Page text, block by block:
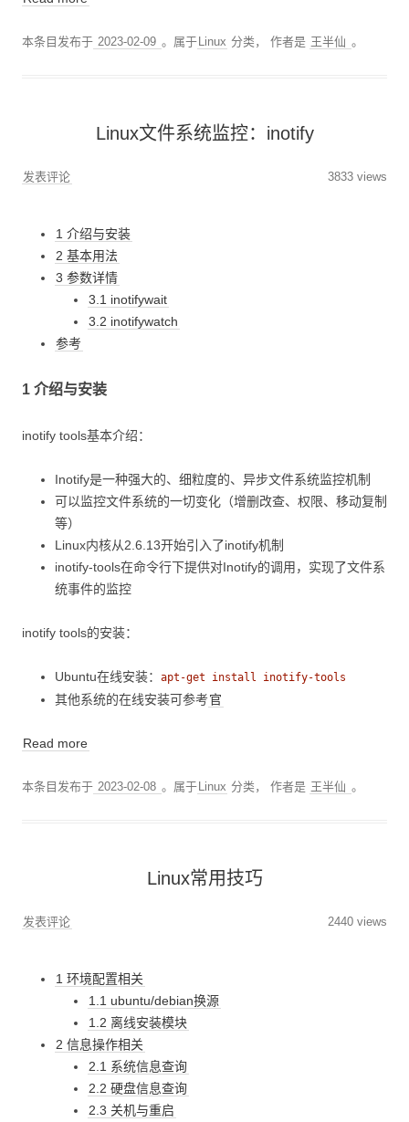
本条目发布于 2023-02-09 。属于 Linux 分类，作者是 王半仙 。
Linux文件系统监控：inotify
发表评论 3833 views
1 介绍与安装
2 基本用法
3 参数详情
3.1 inotifywait
3.2 inotifywatch
参考
1 介绍与安装
inotify tools基本介绍：
Inotify是一种强大的、细粒度的、异步文件系统监控机制
可以监控文件系统的一切变化（增删改查、权限、移动复制
等）
Linux内核从2.6.13开始引入了inotify机制
inotify-tools在命令行下提供对Inotify的调用，实现了文件系
统事件的监控
inotify tools的安装：
Ubuntu在线安装： apt-get install inotify-tools
其他系统的在线安装可参考官
Read more
本条目发布于 2023-02-08 。属于 Linux 分类，作者是 王半仙 。
Linux常用技巧
发表评论 2440 views
1 环境配置相关
1.1 ubuntu/debian换源
1.2 离线安装模块
2 信息操作相关
2.1 系统信息查询
2.2 硬盘信息查询
2.3 关机与重启